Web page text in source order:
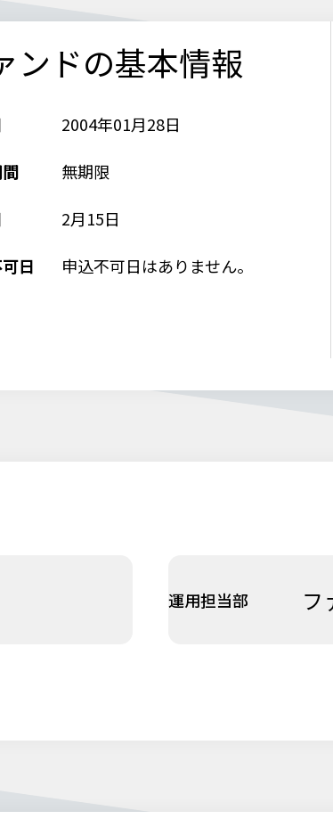
ンドの基本情報
2004年01月28日
無期限
2月15日
日 申込不可日はありません。
運用担当部 フ